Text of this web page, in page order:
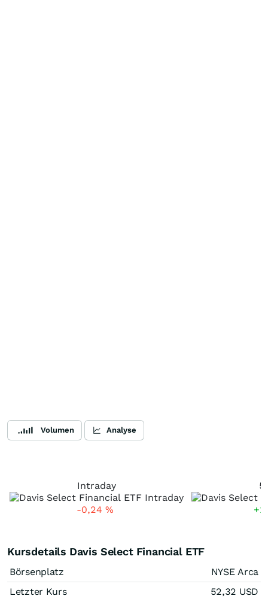
Volumen Analyse
Intraday
-0,24 %
5
Kursdetails Davis Select Financial ETF
Börsenplatz
NYSE Arca
Letzter Kurs
52,32 USD